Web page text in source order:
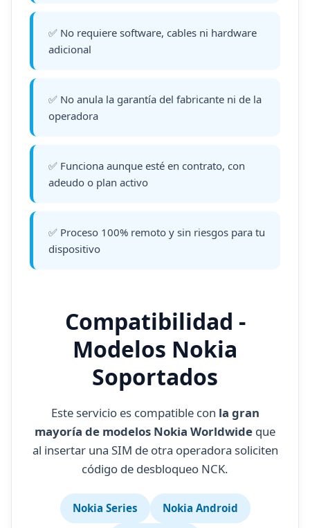
✅ No requiere software, cables ni hardware
adicional
✅ No anula la garantía del fabricante ni de la
operadora
✅ Funciona aunque esté en contrato, con
adeudo o plan activo
✅ Proceso 100% remoto y sin riesgos para tu
dispositivo
Compatibilidad -
Modelos Nokia
Soportados
Este servicio es compatible con la gran
mayoría de modelos Nokia Worldwide que
al insertar una SIM de otra operadora soliciten
código de desbloqueo NCK.
Nokia Series Nokia Android